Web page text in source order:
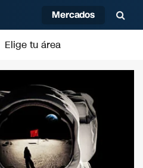
Mercados
Elige tu área